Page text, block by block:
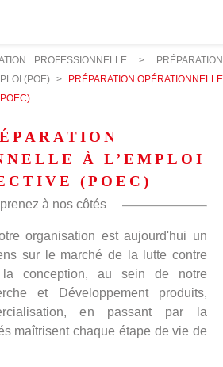
PROFESSIONNELLE >
PRÉPARATION
(POE) >
PRÉPARATION OPÉRATIONNELLE
À L’EMPLOI
(POEC)
à nos côtés
organisation est aujourd'hui un
sur le marché de la lutte contre
conception, au sein de notre
et Développement produits,
en passant par la
maîtrisent chaque étape de vie de